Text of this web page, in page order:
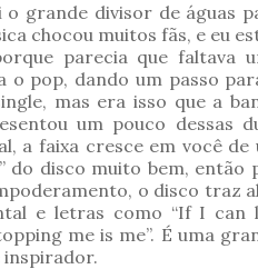
grande divisor de águas
chocou muitos fãs, e eu
parecia que faltava
pop, dando um passo
mas era isso que a
um pouco dessas
a faixa cresce em você de
do disco muito bem, então
o disco traz
e letras como “If I can
me is me”. É uma
inspirador.